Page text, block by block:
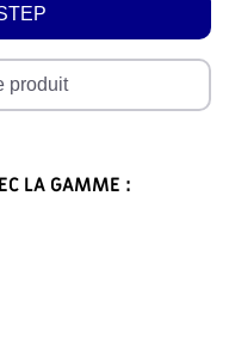
produit
LA GAMME :